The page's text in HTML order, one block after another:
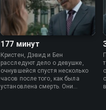
177 минут
Кристен, Дэвид и Бен
расследуют дело о девушке,
очнувшейся спустя несколько
часов после того, как была
установлена смерть. Они